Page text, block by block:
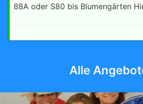
88A oder S80 bis Blumengärten
Alle